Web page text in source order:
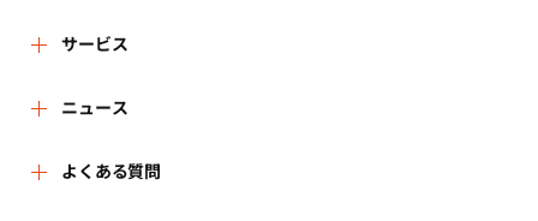
リフォーム評価ナビとは
運営体制
はじめての方へ
サービス
リフォーム会社を探す
リフォーム事例を見る
ニュース
新着情報
よくある質問